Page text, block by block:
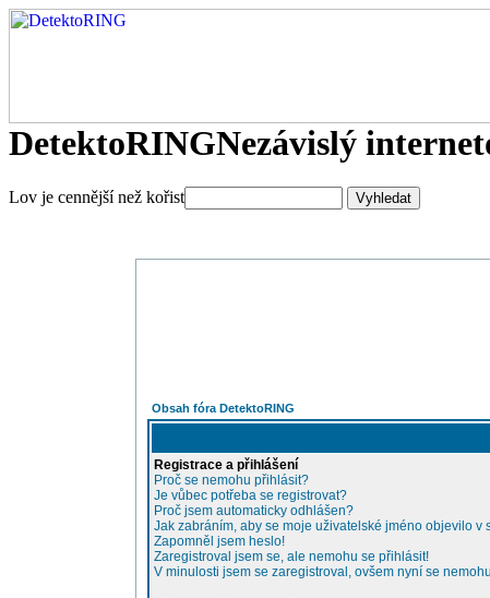
DetektoRINGNezávislý
Lov je cennější než kořist
Obsah fóra DetektoRING
Registrace a přihlášení
Proč se nemohu přihlásit?
Je vůbec potřeba se registrovat?
Proč jsem automaticky odhlášen?
Jak zabráním, aby se moje uživatelské jméno objevilo v
Zapomněl jsem heslo!
Zaregistroval jsem se, ale nemohu se přihlásit!
V minulosti jsem se zaregistroval, ovšem nyní se